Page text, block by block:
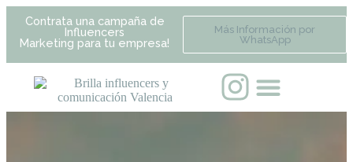
Contrata una campaña de
Influencers
Marketing para tu empresa!
Más Información por
WhatsApp